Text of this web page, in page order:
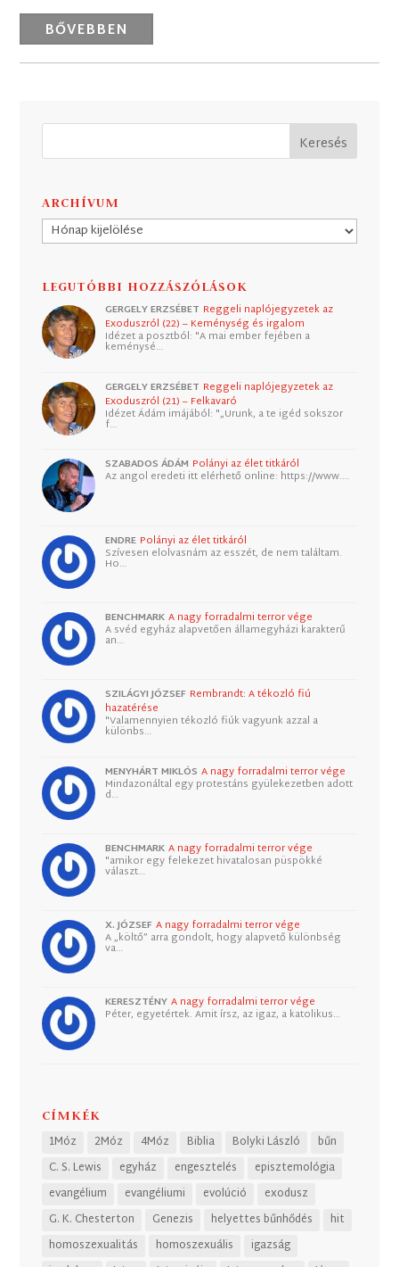
BŐVEBBEN
ARCHÍVUM
Archívum
LEGUTÓBBI HOZZÁSZÓLÁSOK
GERGELY ERZSÉBET Reggeli naplójegyzetek az
Exoduszról (22) – Keménység és irgalom
Idézet a posztból: "A mai ember fejében a
keménysé…
GERGELY ERZSÉBET Reggeli naplójegyzetek az
Exoduszról (21) – Felkavaró
Idézet Ádám imájából: "„Urunk, a te igéd sokszor
f…
SZABADOS ÁDÁM Polányi az élet titkáról
Az angol eredeti itt elérhető online: https://www.…
ENDRE Polányi az élet titkáról
Szívesen elolvasnám az esszét, de nem találtam.
Ho…
BENCHMARK A nagy forradalmi terror vége
A svéd egyház alapvetően államegyházi karakterű
an…
SZILÁGYI JÓZSEF Rembrandt: A tékozló fiú
hazatérése
"Valamennyien tékozló fiúk vagyunk azzal a
különbs…
MENYHÁRT MIKLÓS A nagy forradalmi terror vége
Mindazonáltal egy protestáns gyülekezetben adott
d…
BENCHMARK A nagy forradalmi terror vége
"amikor egy felekezet hivatalosan püspökké
választ…
X. JÓZSEF A nagy forradalmi terror vége
A „költő” arra gondolt, hogy alapvető különbség
va…
KERESZTÉNY A nagy forradalmi terror vége
Péter, egyetértek. Amit írsz, az igaz, a katolikus…
CÍMKÉK
1Móz 2Móz 4Móz Biblia Bolyki László
bűn
C. S. Lewis
egyház engesztelés
episztemológia
evangélium
evangéliumi evolúció
exodusz
G. K. Chesterton
Genezis helyettes bűnhődés
hit
homoszexualitás
homoszexuális
igazság